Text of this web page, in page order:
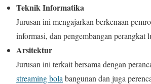
Teknik Informatika
Jurusan ini mengajarkan berkenaan
informasi, dan pengembangan perangkat
Arsitektur
Jurusan ini terkait bersama dengan
streaming bola bangunan dan juga